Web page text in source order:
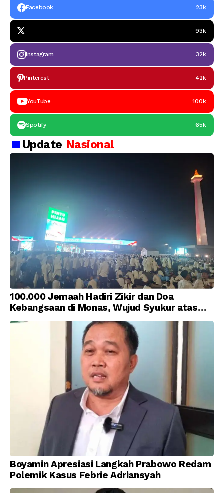
Facebook 23k
93k
Instagram 32k
Pinterest 42k
YouTube 100k
Spotify 65k
Update Nasional
100.000 Jemaah Hadiri Zikir dan Doa
Kebangsaan di Monas, Wujud Syukur atas
Kemerdekaan Indonesia
Boyamin Apresiasi Langkah Prabowo Redam
Polemik Kasus Febrie Adriansyah